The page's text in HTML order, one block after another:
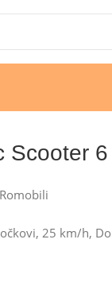
Scooter
Romobili
25 km/h,